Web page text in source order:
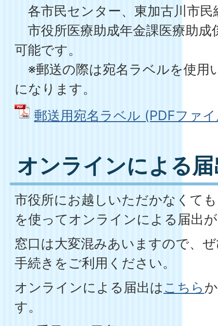
各市民センター、東加古川市
市役所医療助成年金課医療助成
可能です。
※郵送の際は宛名ラベルを使用
になります。
郵送用宛名ラベル (PDFファイ
オンラインによる
市役所にお越しいただかなくて
を使ってオンラインによる届出
窓口は大変混みあいますので、
手続きをご利用ください。
オンラインによる届出はこちら
す。